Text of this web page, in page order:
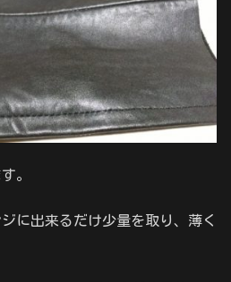
。
に出来るだけ少量を取り、薄く